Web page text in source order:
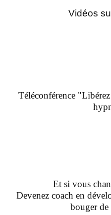
Vidéos
Téléconférence
Et si vous
Devenez coach en
bouger de